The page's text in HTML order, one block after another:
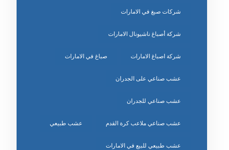
شركات صبغ في الامارات
شركة أصباغ ناشيونال الامارات
شركة اصباغ الامارات صباغ في الامارات
عشب صناعي على الجدران
عشب صناعي للجدران
عشب صناعي ملاعب كرة القدم عشب طبيعي
عشب طبيعي للبيع في الامارات